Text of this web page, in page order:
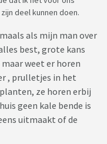
deel kunnen doen.
als mijn man over
best, grote kans
weet er horen
, prulletjes in het
ze horen erbij
geen kale bende is
uitmaakt of de